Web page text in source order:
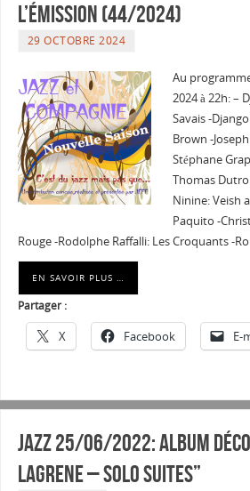
l’émission (44/2024)
29 OCTOBRE 2024
Au
2024 à 22h: –
Savais -
Brown -
Stéphane
Thomas
Ninine: Veish
Paquito -
Rouge -Rodolphe Raffalli: Les Croquants -
EN SAVOIR PLUS …
Partager :
X Facebook E-
JAZZ 25/06/2022: Album
Lagrene – Solo Suites”